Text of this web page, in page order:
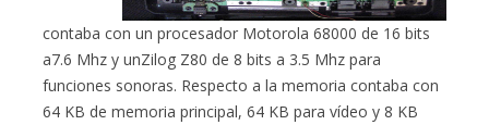
contaba con un procesador Motorola 68000 de 16 bits
a7.6 Mhz y unZilog Z80 de 8 bits a 3.5 Mhz para
funciones sonoras. Respecto a la memoria contaba con
64 KB de memoria principal, 64 KB para vídeo y 8 KB